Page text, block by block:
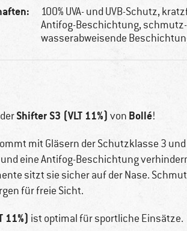
100% UVA- und UVB-Schutz,
Antifog-Beschichtung,
wasserabweisende
Shifter S3 (VLT 11%) von Bollé!
mit Gläsern der Schutzklasse 3
eine Antifog-Beschichtung
sitzt sie sicher auf der Nase.
für freie Sicht.
11%) ist optimal für sportliche Einsätze.